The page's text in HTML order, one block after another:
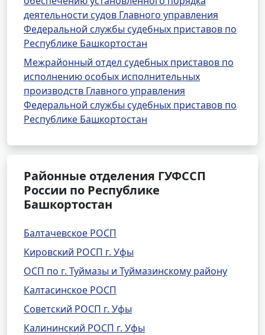
деятельности судов Главного управления
Федеральной службы судебных приставов по
Республике Башкортостан
Межрайонный отдел судебных приставов по
исполнению особых исполнительных
производств Главного управления
Федеральной службы судебных приставов по
Республике Башкортостан
Районные отделения ГУФССП
России по Республике
Башкортостан
Балтачевское РОСП
Кировский РОСП г. Уфы
ОСП по г. Туймазы и Туймазинскому району
Калтасинское РОСП
Советский РОСП г. Уфы
Калининский РОСП г. Уфы